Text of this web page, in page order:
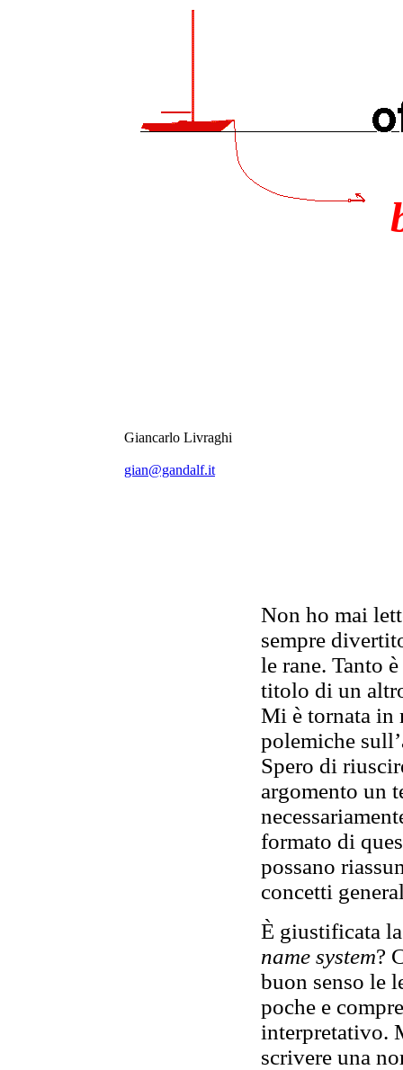
Giancarlo Livraghi
gian@gandalf.it
Non ho mai
sempre
le rane. Tanto
titolo di un
Mi è tornata in
polemiche
Spero di
argomento un
formato di
possano
concetti
È giustificata
name system?
buon senso le
poche e
interpretativo.
scrivere una